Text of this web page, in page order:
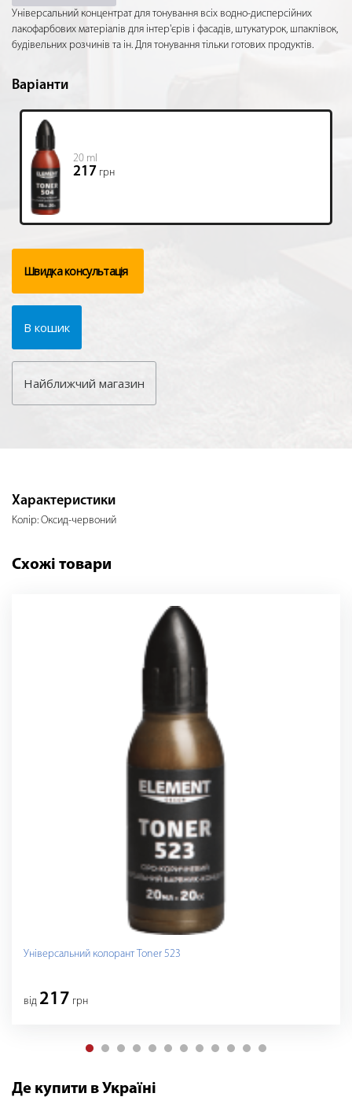
Універсальний концентрат для тонування всіх водно-дисперсійних
лакофарбових матеріалів для інтер'єрів і фасадів, штукатурок, шпаклівок,
будівельних розчинів та ін. Для тонування тільки готових продуктів.
Варіанти
20 ml
217 грн
Швидка консультація
В кошик
Найближчий магазин
Характеристики
Колір: Оксид-червоний
Схожі товари
Універсальний колорант Toner 523
вiд 217 грн
Де купити в Україні